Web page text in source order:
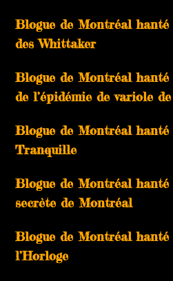
Blogue de Montréal hanté
des Whittaker
Blogue de Montréal hanté
de l’épidémie de variole
Blogue de Montréal hanté
Tranquille
Blogue de Montréal
secrète de Montréal
Blogue de Montréal hanté
l’Horloge